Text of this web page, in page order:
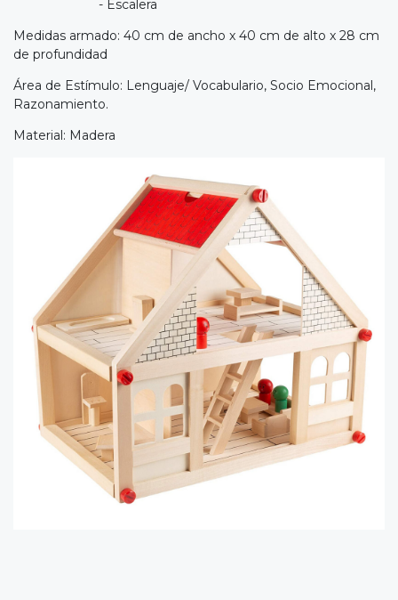
- Escalera
Medidas armado: 40 cm de ancho x 40 cm de alto x 28 cm
de profundidad
Área de Estímulo: Lenguaje/ Vocabulario, Socio Emocional,
Razonamiento.
Material: Madera